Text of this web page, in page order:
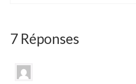
7 Réponses